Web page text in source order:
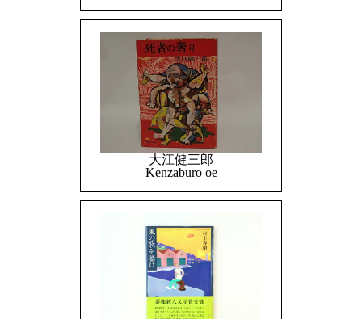
大江健三郎
Kenzaburo oe